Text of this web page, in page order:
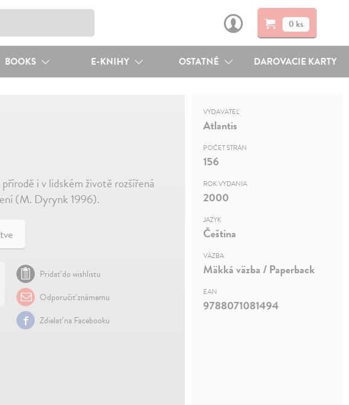
0 ks
BOOKS E-KNIHY OSTATNÉ DAROVACIE KARTY
i v lidském životě rozšířená
(M. Dyrynk 1996).
Pridať do wishlistu
Odporučiť známemu
Zdielať na Facebooku
VYDAVATEĽ
Atlantis
POČET STRÁN
156
ROK VYDANIA
2000
JAZYK
Čeština
VÄZBA
Mäkká väzba / Paperback
EAN
9788071081494